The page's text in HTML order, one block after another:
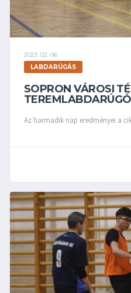
2023. 02. 06.
LABDARÚGÁS
SOPRON VÁROSI
Az harmadik nap eredményei a